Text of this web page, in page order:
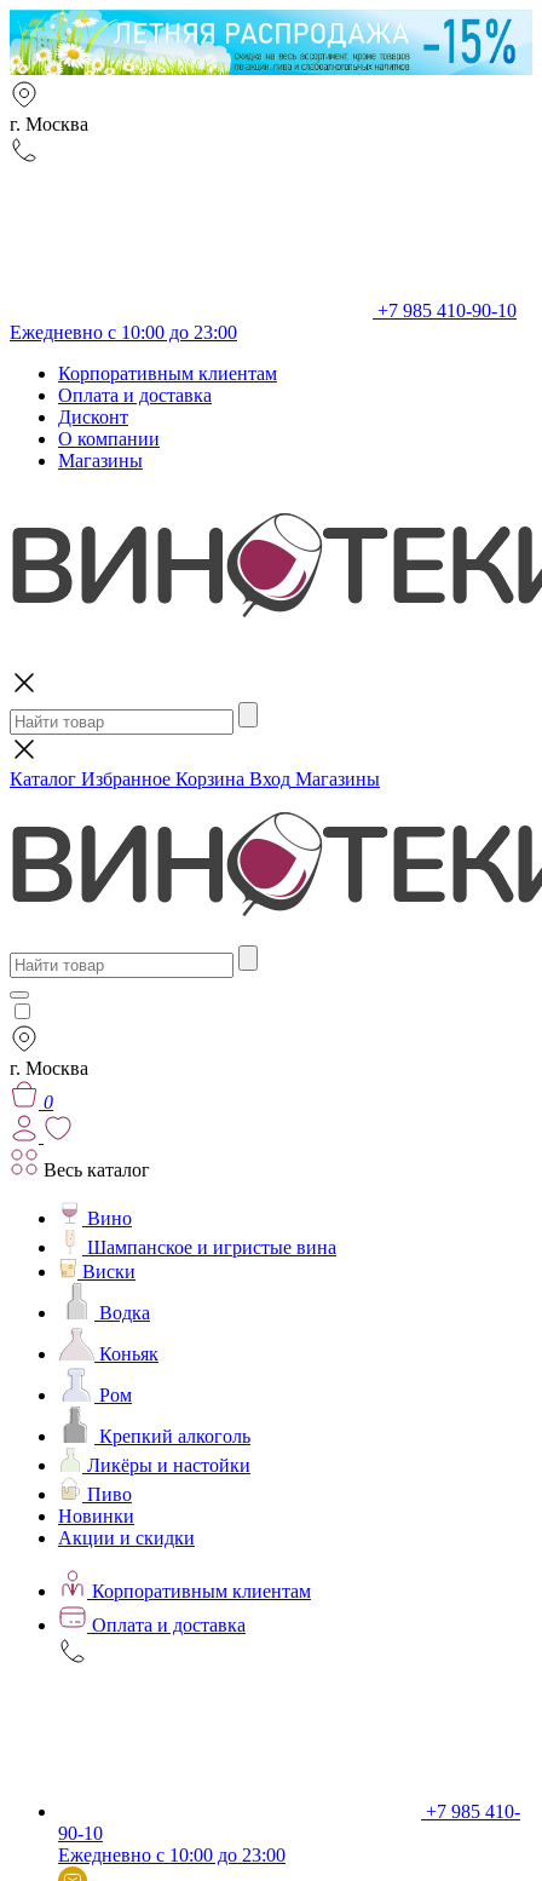
г. Москва
+7 985 410-90-10
Ежедневно с 10:00 до 23:00
Корпоративным клиентам
Оплата и доставка
Дисконт
О компании
Магазины
Каталог Избранное Корзина Вход Магазины
г. Москва
0
Весь каталог
Вино
Шампанское и игристые вина
Виски
Водка
Коньяк
Ром
Крепкий алкоголь
Ликёры и настойки
Пиво
Новинки
Акции и скидки
Корпоративным клиентам
Оплата и доставка
+7 985 410-
90-10
Ежедневно с 10:00 до 23:00